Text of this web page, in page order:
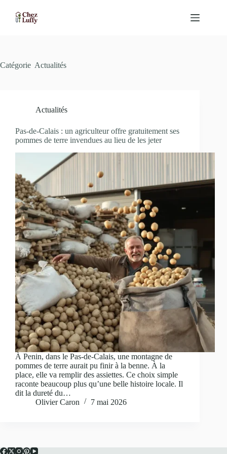
contenu
Catégorie Actualités
Actualités
Pas-de-Calais : un agriculteur offre gratuitement ses
pommes de terre invendues au lieu de les jeter
À Penin, dans le Pas-de-Calais, une montagne de
pommes de terre aurait pu finir à la benne. À la
place, elle va remplir des assiettes. Ce choix simple
raconte beaucoup plus qu’une belle histoire locale. Il
dit la dureté du…
Olivier Caron
7 mai 2026